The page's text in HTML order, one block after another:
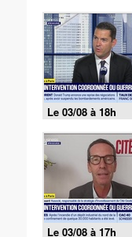
Le 03/08 à 18h
Le 03/08 à 17h